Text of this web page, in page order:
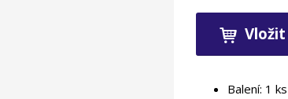
Balení: 1 ks